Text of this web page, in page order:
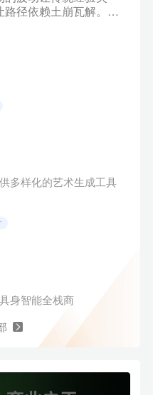
径依赖土崩瓦解。商
当多数人仍在讨论风
开始「造新船」。在
商业之王 年度
品牌、文化内容、低空
化支持、商业潜力等
台。本项目集为名册
多样化的艺术生成工具
身智能全栈商